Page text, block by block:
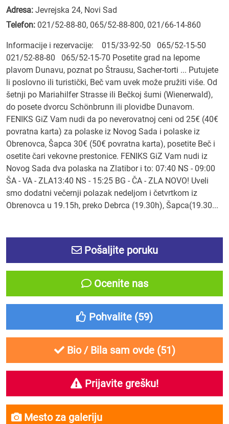
Adresa: Jevrejska 24, Novi Sad
Telefon: 021/52-88-80, 065/52-88-800, 021/66-14-860
Informacije i rezervacije: 015/33-92-50 065/52-15-50
021/52-88-80 065/52-15-70 Posetite grad na lepome
plavom Dunavu, poznat po Štrausu, Sacher-torti ... Putujete
li poslovno ili turistički, Beč vam uvek može pružiti više. Od
šetnji po Mariahilfer Strasse ili Bečkoj šumi (Wienerwald),
do posete dvorcu Schönbrunn ili plovidbe Dunavom.
FENIKS GiZ Vam nudi da po neverovatnoj ceni od 25€ (40€
povratna karta) za polaske iz Novog Sada i polaske iz
Obrenovca, Šapca 30€ (50€ povratna karta), posetite Beč i
osetite čari vekovne prestonice. FENIKS GiZ Vam nudi iz
Novog Sada dva polaska na Zlatibor i to: 07:40 NS - 09:00
ŠA - VA - ZLA13:40 NS - 15:25 BG - ČA - ZLA NOVO! Uveli
smo dodatni večernji polazak nedeljom i četvrtkom iz
Obrenovca u 19.15h, preko Debrca (19.30h), Šapca(19.30...
Pošaljite poruku
Ocenite nas
Pohvalite (59)
Bio / Bila sam ovde (51)
Prijavite grešku!
Mesto za galeriju